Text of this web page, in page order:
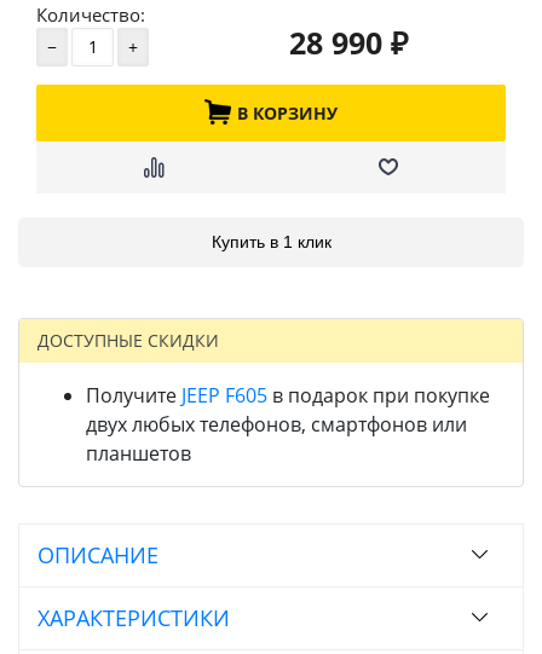
Количество:
28 990 ₽
В КОРЗИНУ
Купить в 1 клик
ДОСТУПНЫЕ СКИДКИ
Получите JEEP F605 в подарок при покупке
двух любых телефонов, смартфонов или
планшетов
ОПИСАНИЕ
ХАРАКТЕРИСТИКИ